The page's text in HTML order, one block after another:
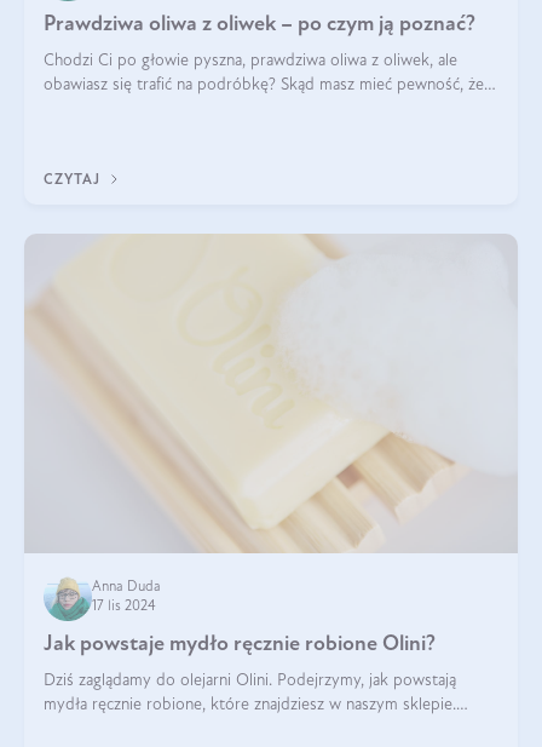
Prawdziwa oliwa z oliwek – po czym ją poznać?
Chodzi Ci po głowie pyszna, prawdziwa oliwa z oliwek, ale
obawiasz się trafić na podróbkę? Skąd masz mieć pewność, że
CZYTAJ
Anna Duda
17 lis 2024
Jak powstaje mydło ręcznie robione Olini?
Dziś zaglądamy do olejarni Olini. Podejrzymy, jak powstają
mydła ręcznie robione, które znajdziesz w naszym sklepie.